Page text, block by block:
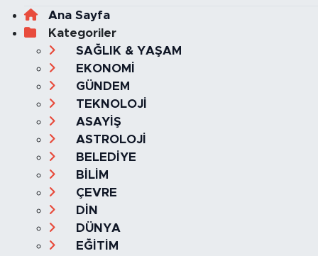
Ana Sayfa
Kategoriler
SAĞLIK & YAŞAM
EKONOMİ
GÜNDEM
TEKNOLOJİ
ASAYİŞ
ASTROLOJİ
BELEDİYE
BİLİM
ÇEVRE
DİN
DÜNYA
EĞİTİM